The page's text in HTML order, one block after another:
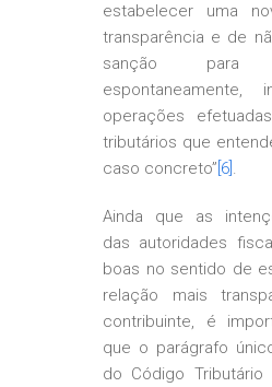
estabelecer uma
transparência e de
sanção
espontaneamente,
operações
tributários que
caso concreto” [6] .
Ainda que as
das autoridades
boas no sentido de
relação mais
contribuinte, é
que o parágrafo
do Código Tributário